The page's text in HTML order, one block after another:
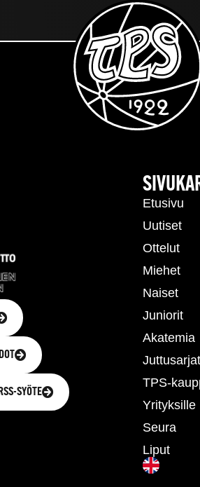
SYÖTE
Etusivu
Uutiset
Ottelut
Miehet
Naiset
Juniorit
Akatemia
Juttusarjat
TPS-
Yrityksille
Seura
Liput